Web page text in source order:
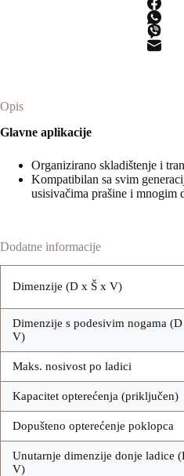
Opis
Glavne aplikacije
Organizirano skladištenje i
Kompatibilan sa svim
usisivačima prašine i mnogim
Dodatne informacije
Dimenzije (D x Š x V)
Dimenzije s podesivim nogama
V)
Maks. nosivost po ladici
Kapacitet opterećenja (priključen)
Dopušteno opterećenje poklopca
Unutarnje dimenzije donje ladice
V)